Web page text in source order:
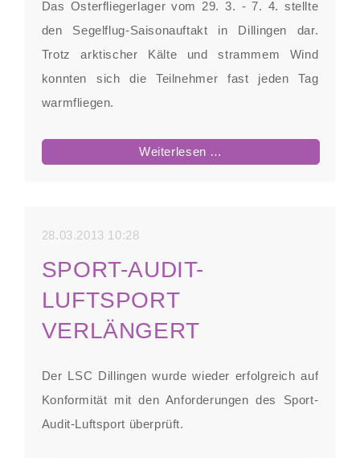
Das Osterfliegerlager vom 29. 3. - 7. 4. stellte
den Segelflug-Saisonauftakt in Dillingen dar.
Trotz arktischer Kälte und strammem Wind
konnten sich die Teilnehmer fast jeden Tag
warmfliegen.
Weiterlesen …
28.03.2013 10:28
SPORT-AUDIT-
LUFTSPORT
VERLÄNGERT
Der LSC Dillingen wurde wieder erfolgreich auf
Konformität mit den Anforderungen des Sport-
Audit-Luftsport überprüft.